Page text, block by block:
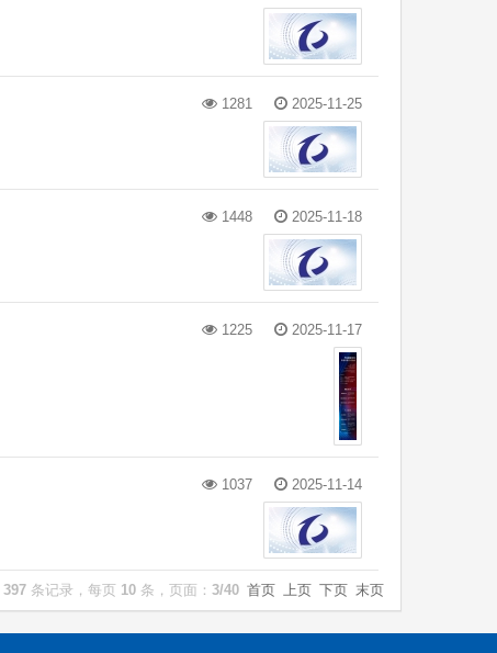
1281 2025-11-25
1448 2025-11-18
1225 2025-11-17
1037 2025-11-14
397 条记录，每页 10 条，页面： 3/40 首页 上页 下页 末页